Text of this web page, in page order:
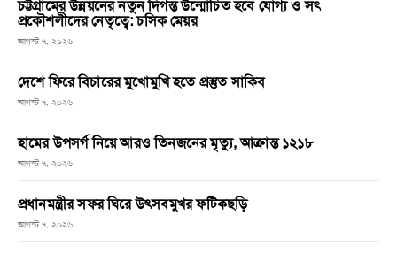
চট্টগ্রামের উন্নয়নের নতুন দিগন্ত উন্মোচিত হবে যোগ্য ও সৎ
প্রকৌশলীদের নেতৃত্বে: চসিক মেয়র
আগস্ট ৭, ২০২৬
দেশে ফিরে বিচারের মুখোমুখি হতে প্রস্তুত সাকিব
আগস্ট ৭, ২০২৬
হামের উপসর্গ নিয়ে আরও তিনজনের মৃত্যু, আক্রান্ত ১২১৮
আগস্ট ৭, ২০২৬
প্রধানমন্ত্রীর সফর ঘিরে উৎসবমুখর ফটিকছড়ি
আগস্ট ৭, ২০২৬